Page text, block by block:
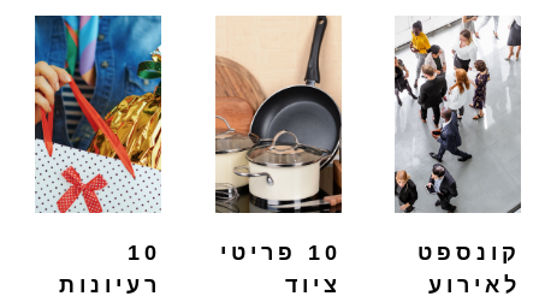
קונספט
לאירוע
10 פריטי
ציוד
10
רעיונות